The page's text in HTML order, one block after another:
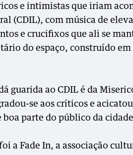
e intimistas que iriam
(CDIL), com música de
e crucifixos que ali se
do espaço, construído em
guarida ao CDIL é da
se aos críticos e
boa parte do público da
a Fade In, a associação